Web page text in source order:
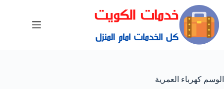
الوسم كهرباء العمرية